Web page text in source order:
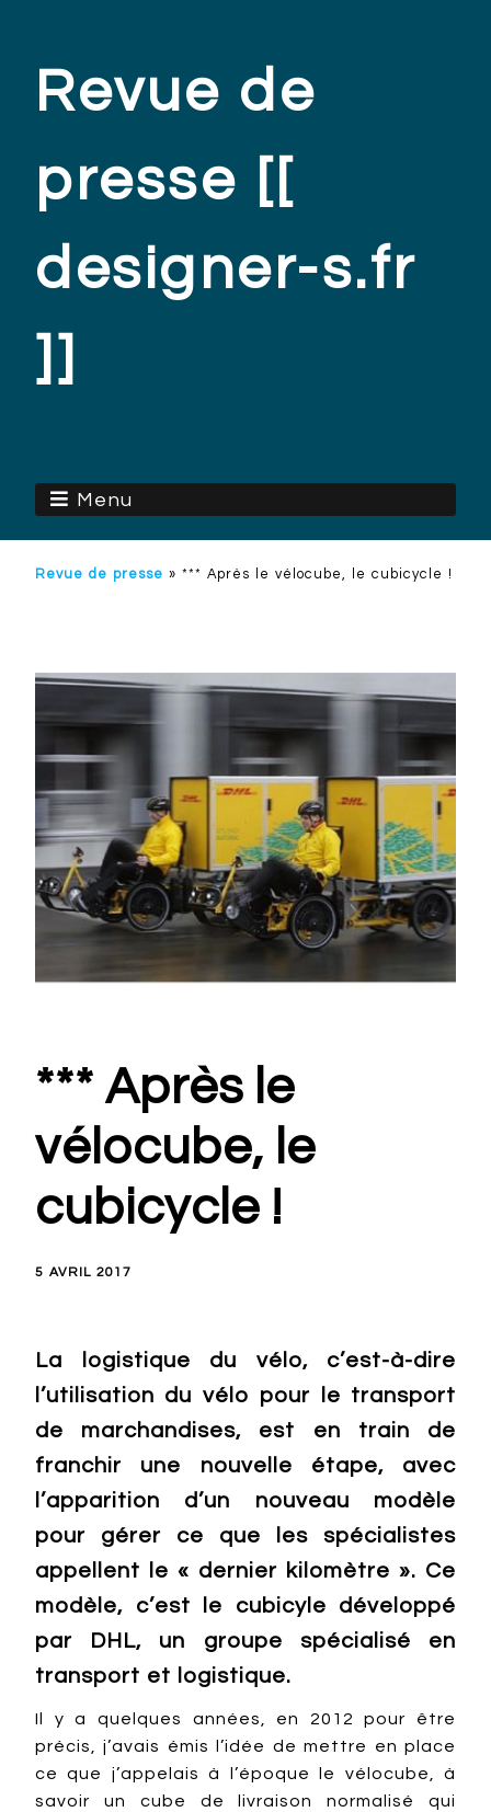
Revue de
presse [[
designer-s.fr
]]
Menu
Revue de presse » *** Après le vélocube, le cubicycle !
*** Après le
vélocube, le
cubicycle !
5 AVRIL 2017
La logistique du vélo, c’est-à-dire
l’utilisation du vélo pour le transport
de marchandises, est en train de
franchir une nouvelle étape, avec
l’apparition d’un nouveau modèle
pour gérer ce que les spécialistes
appellent le « dernier kilomètre ». Ce
modèle, c’est le cubicyle développé
par DHL, un groupe spécialisé en
transport et logistique.
Il y a quelques années, en 2012 pour être
précis, j’avais émis l’idée de mettre en place
ce que j’appelais à l’époque le vélocube, à
savoir un cube de livraison normalisé qui